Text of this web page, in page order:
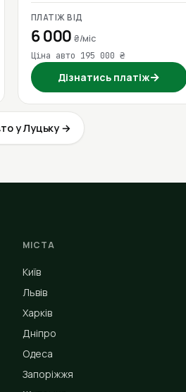
ПЛАТІЖ ВІД
6 000₴/міс
Ціна авто 195 000 ₴
Дізнатись платіж→
у Луцьку →
МІСТА
Київ
Львів
Харків
Дніпро
Одеса
Запоріжжя